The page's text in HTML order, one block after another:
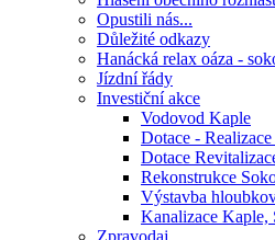
Opustili nás...
Důležité odkazy
Hanácká relax oáza -
Jízdní řády
Investiční akce
Vodovod Kaple
Dotace -
Dotace
Rekonstrukce
Výstavba
Kanalizace Kaple,
Zpravodaj